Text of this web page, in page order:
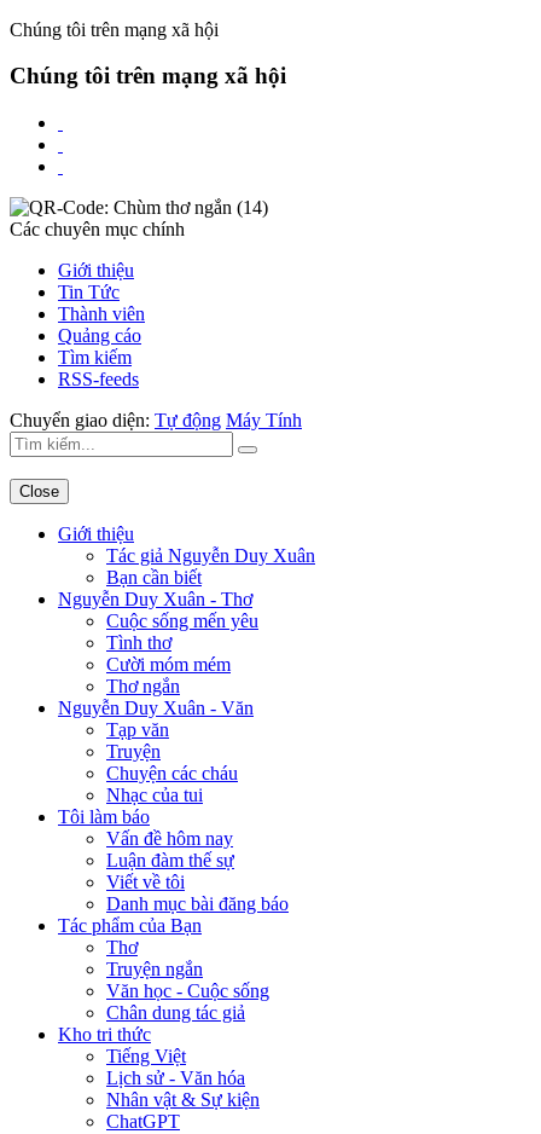
Chúng tôi trên mạng xã hội
Chúng tôi trên mạng xã hội
Các chuyên mục chính
Giới thiệu
Tin Tức
Thành viên
Quảng cáo
Tìm kiếm
RSS-feeds
Chuyển giao diện: Tự động Máy Tính
Close
Giới thiệu
Tác giả Nguyễn Duy Xuân
Bạn cần biết
Nguyễn Duy Xuân - Thơ
Cuộc sống mến yêu
Tình thơ
Cười móm mém
Thơ ngắn
Nguyễn Duy Xuân - Văn
Tạp văn
Truyện
Chuyện các cháu
Nhạc của tui
Tôi làm báo
Vấn đề hôm nay
Luận đàm thế sự
Viết về tôi
Danh mục bài đăng báo
Tác phẩm của Bạn
Thơ
Truyện ngắn
Văn học - Cuộc sống
Chân dung tác giả
Kho tri thức
Tiếng Việt
Lịch sử - Văn hóa
Nhân vật & Sự kiện
ChatGPT